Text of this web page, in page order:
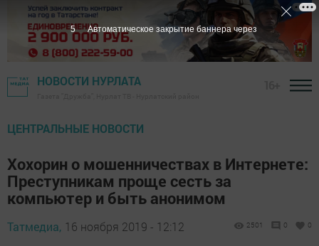
НОВОСТИ НУРЛАТА
ЦЕНТРАЛЬНЫЕ НОВОСТИ
Хохорин о мошенничествах в Интернете:
Преступникам проще сесть за
компьютер и быть анонимом
Татмедиа, 16 ноября 2019 - 12:12 2501 0 0
4 Автоматическое закрытие баннера через